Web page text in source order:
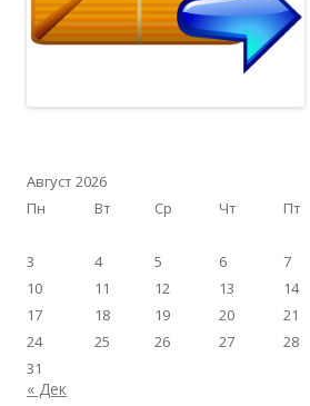
Август 2026
Пн
Вт Ср Чт Пт
3
4 5 6 7
10
11 12 13 14
17
18 19 20 21
24
25 26 27 28
31
« Дек